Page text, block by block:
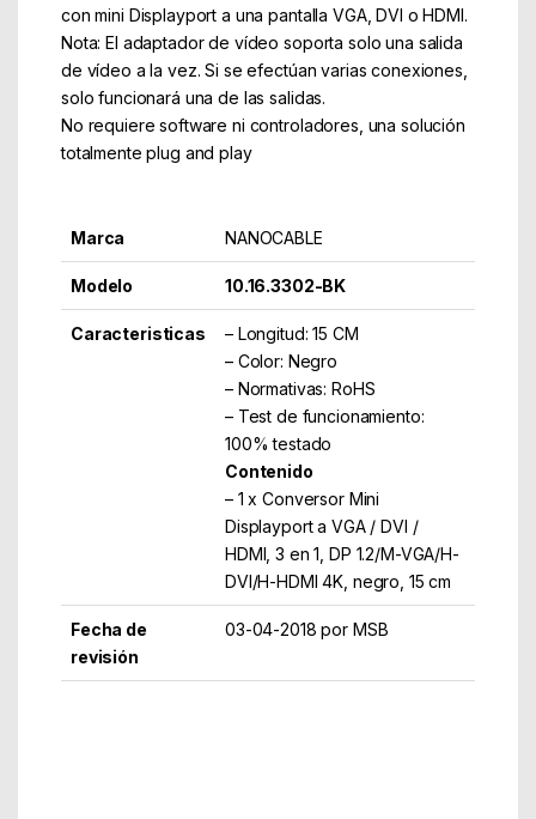
con mini Displayport a una pantalla VGA, DVI o HDMI.
Nota: El adaptador de vídeo soporta solo una salida
de vídeo a la vez. Si se efectúan varias conexiones,
solo funcionará una de las salidas.
No requiere software ni controladores, una solución
totalmente plug and play
Marca NANOCABLE
Modelo 10.16.3302-BK
Caracteristicas
– Longitud: 15 CM
– Color: Negro
– Normativas: RoHS
– Test de funcionamiento:
100% testado
Contenido
– 1 x Conversor Mini
Displayport a VGA / DVI /
HDMI, 3 en 1, DP 1.2/M-VGA/H-
DVI/H-HDMI 4K, negro, 15 cm
Fecha de
revisión
03-04-2018 por MSB